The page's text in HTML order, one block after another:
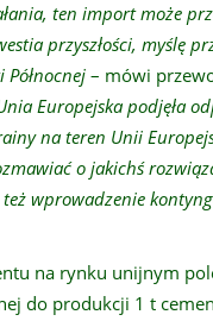
ten import może
przyszłości, myślę
– mówi
Europejska podjęła
na teren Unii
o jakichś
wprowadzenie
na rynku unijnym
do produkcji 1 t